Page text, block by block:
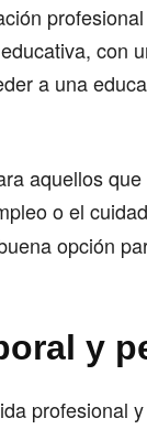
con
a una
aquellos
o el
opción
y
profesional